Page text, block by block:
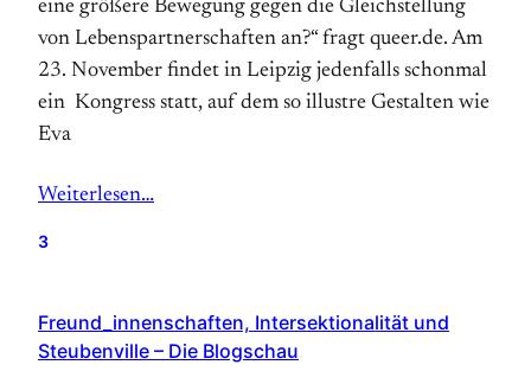
eine größere Bewegung gegen die Gleichstellung
von Lebenspartnerschaften an?“ fragt queer.de. Am
23. November findet in Leipzig jedenfalls schonmal
ein Kongress statt, auf dem so illustre Gestalten wie
Eva
Weiterlesen…
3
Freund_innenschaften, Intersektionalität und
Steubenville – Die Blogschau